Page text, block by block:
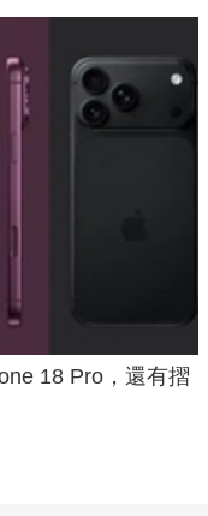
18 Pro，還有摺